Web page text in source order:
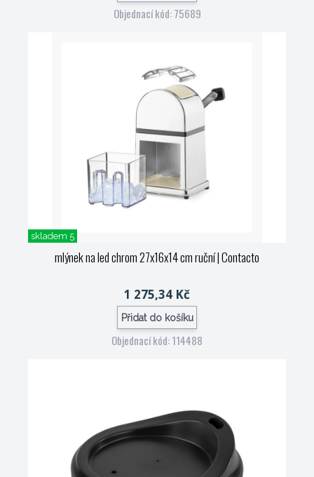
Objednací kód: 75689
skladem 5
mlýnek na led chrom 27x16x14 cm ruční| Contacto
1 275,34 Kč
Přidat do košíku
Objednací kód: 114488